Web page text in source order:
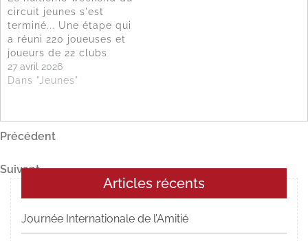
circuit jeunes s'est
terminé... Une étape qui
a réuni 220 joueuses et
joueurs de 22 clubs
différents ! Nous
remercions la ville de
accueil ! Nous tenons
aussi à remercier tous
encadrants qui…
27 avril 2026
Dans "Jeunes"
Navigation
l’article
Article
Précédent
Article
suivant
Suivant
Articles récents
Journée Internationale de l’Amitié